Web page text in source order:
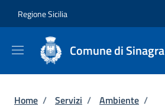
Regione Sicilia
Comune di Sinagra
Briciole di pane
Home / Servizi / Ambiente /